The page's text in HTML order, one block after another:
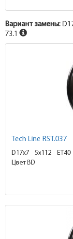
Вариант замены:
73.1
Tech Line RST.037
D17x7 5x112 ET40
Цвет BD